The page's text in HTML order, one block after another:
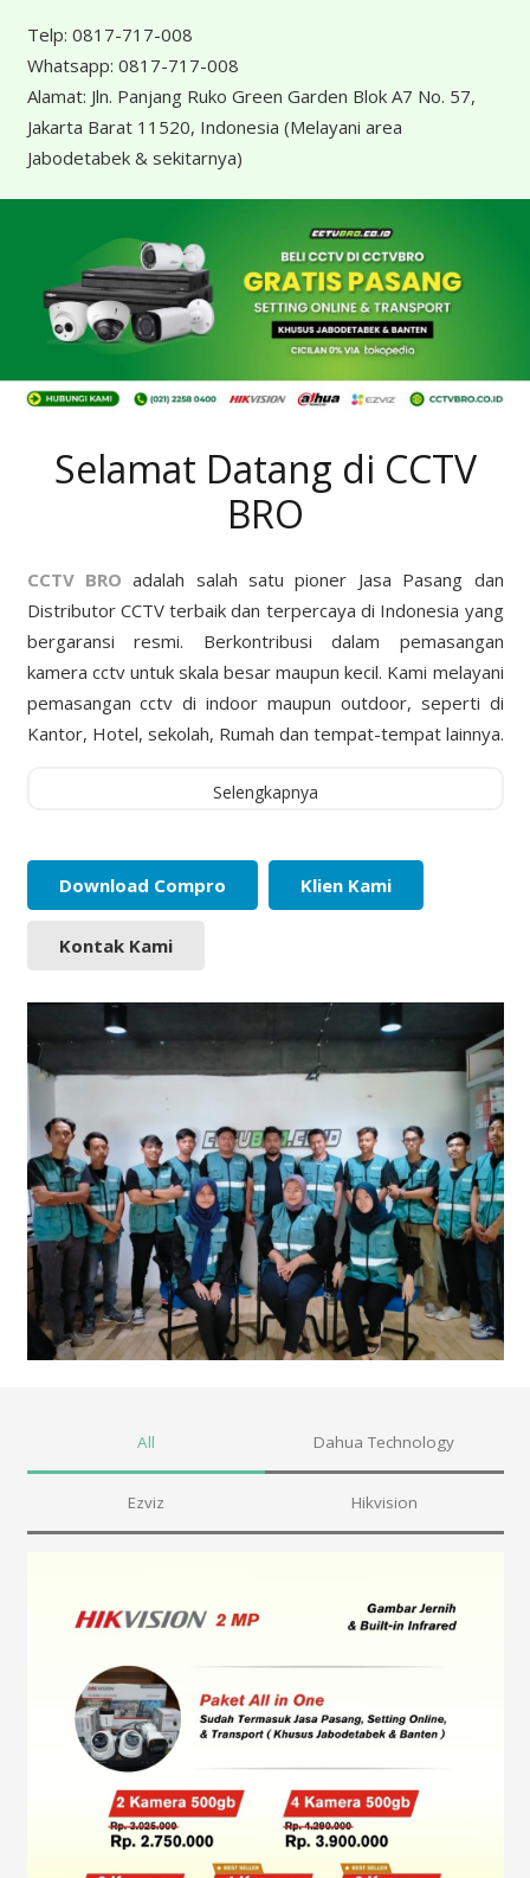
Telp: 0817-717-008
Whatsapp: 0817-717-008
Alamat: Jln. Panjang Ruko Green Garden Blok A7 No. 57,
Jakarta Barat 11520, Indonesia (Melayani area
Jabodetabek & sekitarnya)
Selamat Datang di CCTV
BRO
CCTV BRO adalah salah satu pioner Jasa Pasang dan
Distributor CCTV terbaik dan terpercaya di Indonesia yang
bergaransi resmi. Berkontribusi dalam pemasangan
kamera cctv untuk skala besar maupun kecil. Kami melayani
pemasangan cctv di indoor maupun outdoor, seperti di
Kantor, Hotel, sekolah, Rumah dan tempat-tempat lainnya.
Selengkapnya
Download Compro Klien Kami
Kontak Kami
All Dahua Technology
Ezviz Hikvision